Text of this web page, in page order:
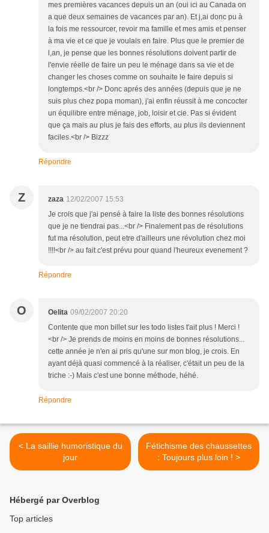
mes premières vacances depuis un an (oui ici au Canada on
a que deux semaines de vacances par an). Et j,ai donc pu à
la fois me ressourcer, revoir ma famille et mes amis et penser
à ma vie et ce que je voulais en faire. Plus que le premier de
l,an, je pense que les bonnes résolutions doivent partir de
l'envie réelle de faire un peu le ménage dans sa vie et de
changer les choses comme on souhaite le faire depuis si
longtemps.<br /> Donc aprés des années (depuis que je ne
suis plus chez popa moman), j'ai enfin réussit à me concocter
un équilibre entre ménage, job, loisir et cie. Pas si évident
que ça mais au plus je fais des efforts, au plus ils deviennent
faciles.<br /> Bizzz
Répondre
Z zaza 12/02/2007 15:53
Je crois que j'ai pensé à faire la liste des bonnes résolutions
que je ne tiendrai pas...<br /> Finalement pas de résolutions
fut ma résolution, peut etre d'ailleurs une révolution chez moi
!!!!<br /> au fait c'est prévu pour quand l'heureux evenement ?
Répondre
O Oelita 09/02/2007 20:20
Contente que mon billet sur les todo listes t'ait plus ! Merci !
<br /> Je prends de moins en moins de bonnes résolutions...
cette année je n'en ai pris qu'une sur mon blog, je crois. En
ayant déjà quasi commencé à la réaliser, c'était un peu de la
triche :-) Mais c'est une bonne méthode, héhé.
Répondre
< La saillie humoristique du
jour
Fétichisme des chaussettes
: Toujours plus loin ! >
Hébergé par Overblog
Top articles